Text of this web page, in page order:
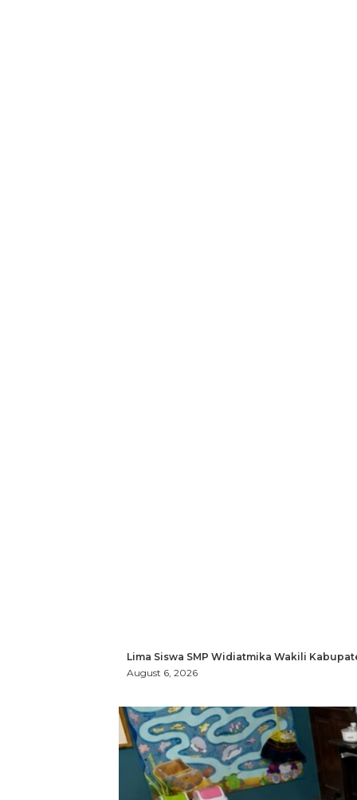
Lima Siswa SMP Widiatmika Wakili
August 6, 2026